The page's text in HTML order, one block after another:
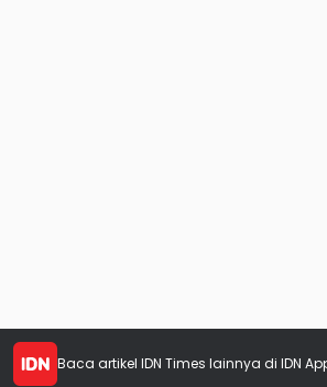
Baca artikel IDN Times lainnya di IDN